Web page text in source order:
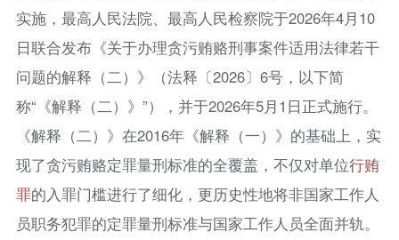
实施，最高人民法院、最高人民检察院于2026年4月10
日联合发布《关于办理贪污贿赂刑事案件适用法律若干
问题的解释（二）》（法释〔2026〕6号，以下简
称“《解释（二）》”），并于2026年5月1日正式施行。
《解释（二）》在2016年《解释（一）》的基础上，实
现了贪污贿赂定罪量刑标准的全覆盖，不仅对单位行贿
罪的入罪门槛进行了细化，更历史性地将非国家工作人
员职务犯罪的定罪量刑标准与国家工作人员全面并轨。